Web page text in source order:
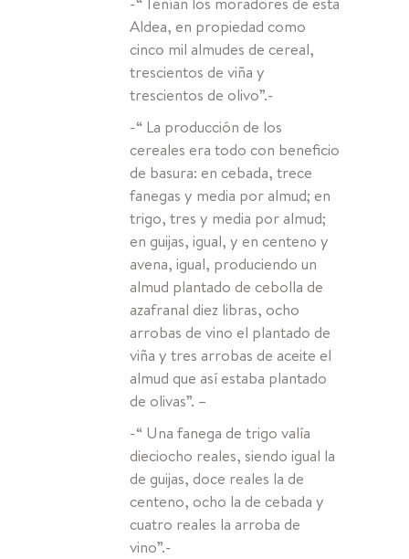
Aldea, en propiedad como
cinco mil almudes de cereal,
trescientos de viña y
trescientos de olivo”.-
-“ La producción de los
cereales era todo con beneficio
de basura: en cebada, trece
fanegas y media por almud; en
trigo, tres y media por almud;
en guijas, igual, y en centeno y
avena, igual, produciendo un
almud plantado de cebolla de
azafranal diez libras, ocho
arrobas de vino el plantado de
viña y tres arrobas de aceite el
almud que así estaba plantado
de olivas”. –
-“ Una fanega de trigo valía
dieciocho reales, siendo igual la
de guijas, doce reales la de
centeno, ocho la de cebada y
cuatro reales la arroba de
vino”.-